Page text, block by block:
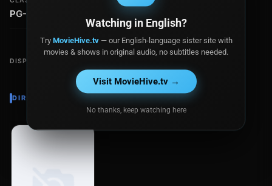
PG-13
DISPONIBLE EN
DIRECTOR
Watching in English?
Try MovieHive.tv— our English-language sister site with
movies & shows in original audio, no subtitles needed.
Visit MovieHive.tv →
No thanks, keep watching here